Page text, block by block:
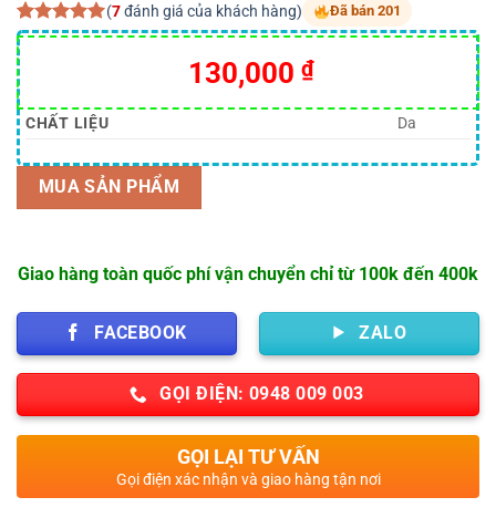
5.00trên 5
dựa trên
7
đánh giá
(7đánh giá của khách hàng) Đã bán 201
130,000 ₫
CHẤT LIỆU Da
MUA SẢN PHẨM
Giao hàng toàn quốc phí vận chuyển chỉ từ 100k đến 400k
FACEBOOK ZALO
GỌI ĐIỆN: 0948 009 003
GỌI LẠI TƯ VẤN
Gọi điện xác nhận và giao hàng tận nơi